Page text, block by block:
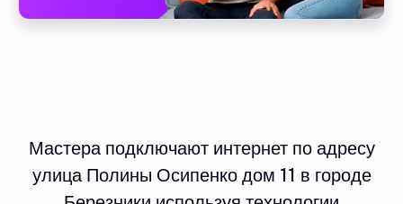
Мастера подключают интернет по адресу
улица Полины Осипенко дом 11 в городе